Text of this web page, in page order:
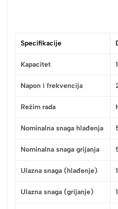
Specifikacije
Kapacitet
Napon i frekvencija
Režim rada
Nominalna snaga hlađenja
Nominalna snaga grijanja
Ulazna snaga (hlađenje)
Ulazna snaga (grijanje)